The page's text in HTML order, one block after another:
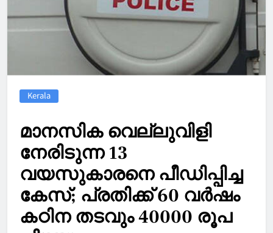
Kerala
മാനസിക വെല്ലുവിളി
നേരിടുന്ന 13
വയസുകാരനെ പീഡിപ്പിച്ച
കേസ്; പ്രതിക്ക് 60 വർഷം
കഠിന തടവും 40000 രൂപ